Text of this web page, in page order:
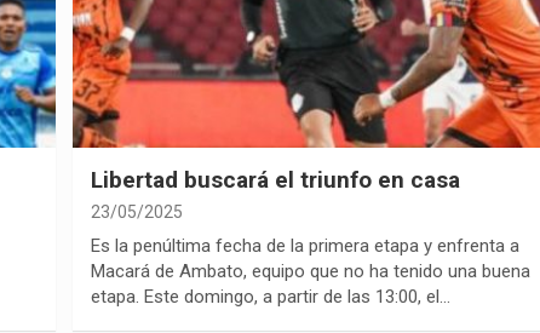
Libertad buscará el triunfo en casa
23/05/2025
Es la penúltima fecha de la primera etapa y enfrenta a
Macará de Ambato, equipo que no ha tenido una buena
etapa. Este domingo, a partir de las 13:00, el…